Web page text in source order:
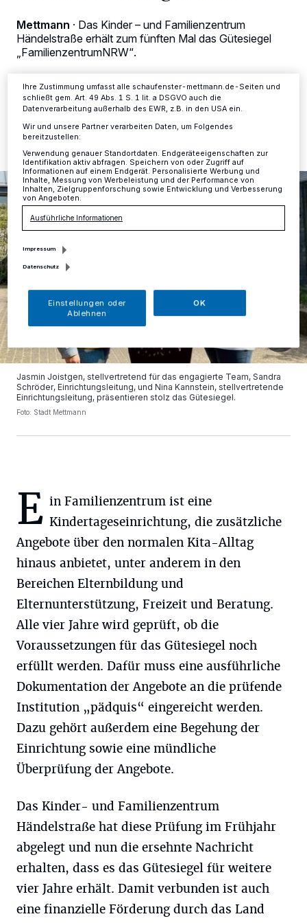
Mettmann · Das Kinder – und Familienzentrum
Händelstraße erhält zum fünften Mal das Gütesiegel
„FamilienzentrumNRW“.
01.06.2023 , 14:08 Uhr Eine Minute Lesezeit
Jasmin Joistgen, stellvertretend für das engagierte Team, Sandra
Schröder, Einrichtungsleitung, und Nina Kannstein, stellvertretende
Einrichtungsleitung, präsentieren stolz das Gütesiegel.
Foto: Stadt Mettmann
E in Familienzentrum ist eine
Kindertageseinrichtung, die zusätzliche
Angebote über den normalen Kita-Alltag
hinaus anbietet, unter anderem in den
Bereichen Elternbildung und
Elternunterstützung, Freizeit und Beratung.
Alle vier Jahre wird geprüft, ob die
Voraussetzungen für das Gütesiegel noch
erfüllt werden. Dafür muss eine ausführliche
Dokumentation der Angebote an die prüfende
Institution „pädquis“ eingereicht werden.
Dazu gehört außerdem eine Begehung der
Einrichtung sowie eine mündliche
Überprüfung der Angebote.
Das Kinder- und Familienzentrum
Händelstraße hat diese Prüfung im Frühjahr
abgelegt und nun die ersehnte Nachricht
erhalten, dass es das Gütesiegel für weitere
vier Jahre erhält. Damit verbunden ist auch
eine finanzielle Förderung durch das Land
Zwecke. Wenn Tracker deaktiviert sind, sind manche Inhalte und
dieses Menü jederzeit wieder aufrufen, um Ihre Einstellungen zu
ändern oder Ihre Einwilligung zu widerrufen, indem Sie auf den Link
Einstellungen oder Ablehnen am unteren Rand der Webseite klicken.
Ihre Einstellungen gelten innerhalb unseres Website. Weitere
Ihre Zustimmung umfasst alle schaufenster-mettmann.de-Seiten und
schließt gem. Art. 49 Abs. 1 S. 1 lit. a DSGVO auch die
Datenverarbeitung außerhalb des EWR, z.B. in den USA ein.
Wir und unsere Partner verarbeiten Daten, um Folgendes
bereitzustellen:
Verwendung genauer Standortdaten. Endgeräteeigenschaften zur
Identifikation aktiv abfragen. Speichern von oder Zugriff auf
Informationen auf einem Endgerät. Personalisierte Werbung und
Inhalte, Messung von Werbeleistung und der Performance von
Inhalten, Zielgruppenforschung sowie Entwicklung und Verbesserung
von Angeboten.
Ausführliche Informationen
Impressum
Datenschutz
Einstellungen oder
Ablehnen
OK